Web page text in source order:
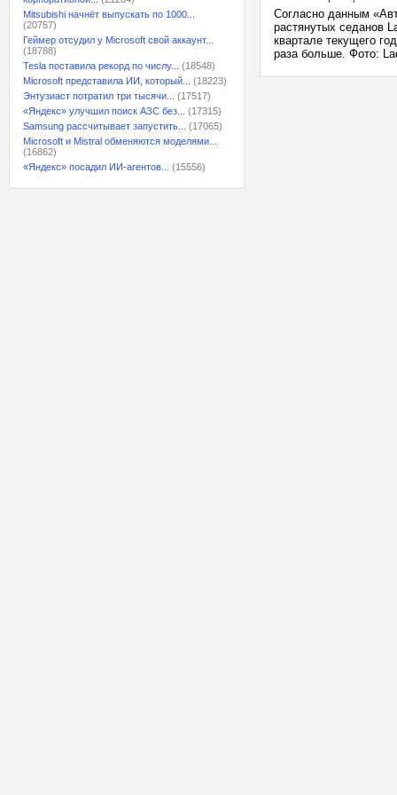
Mitsubishi начнёт выпускать по 1000...
(20757)
Геймер отсудил у Microsoft свой аккаунт...
(18788)
Tesla поставила рекорд по числу...
(18548)
Microsoft представила ИИ, который...
(18223)
Энтузиаст потратил три тысячи...
(17517)
«Яндекс» улучшил поиск АЗС без...
(17315)
Samsung рассчитывает запустить...
(17065)
Microsoft и Mistral обменяются моделями...
(16862)
«Яндекс» посадил ИИ-агентов...
(15556)
Согласно данным
растянутых седанов
квартале текущего
раза больше. Фото: